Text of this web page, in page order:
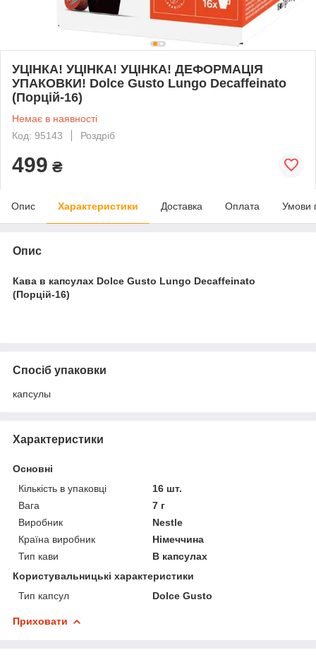
УЦІНКА! УЦІНКА! УЦІНКА! ДЕФОРМАЦІЯ
УПАКОВКИ! Dolce Gusto Lungo Decaffeinato
(Порцій-16)
Немає в наявності
Код: 95143
Роздріб
499 ₴
Опис Характеристики Доставка Оплата Умови
Опис
Кава в капсулах Dolce Gusto Lungo Decaffeinato
(Порцій-16)
Спосіб упаковки
капсулы
Характеристики
Основні
Кількість в упаковці
16 шт.
Вага
7 г
Виробник
Nestle
Країна виробник
Німеччина
Тип кави
В капсулах
Користувальницькі характеристики
Тип капсул
Dolce Gusto
Приховати